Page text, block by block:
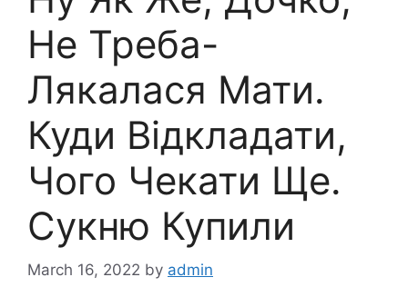
Не Треба-
Лякалася Мати.
Куди Відкладати,
Чого Чекати Ще.
Сукню Купили
March 16, 2022 by admin